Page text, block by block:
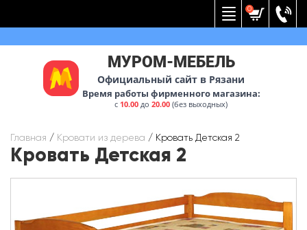
0
МУРОМ-МЕБЕЛЬ
Официальный сайт в Рязани
Время работы фирменного магазина:
с 10.00 до20.00 (без выходных)
Главная / Кровати из дерева / Кровать Детская 2
Кровать Детская 2